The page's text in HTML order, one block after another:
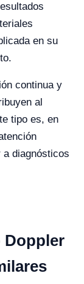
en su
continua y
al
tipo es, en
a diagnósticos